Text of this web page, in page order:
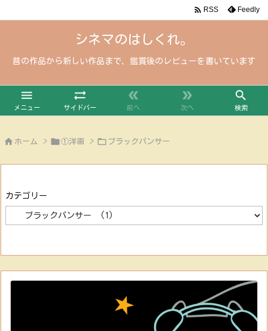
シネマのはしくれ。
昔の作品から新しい作品まで、鑑賞後のレビューを書いています

メニュー

サイドバー

前へ

次へ

検索
 RSS Feedly
 ホーム > ①洋画 >  ブラックパンサー
カテゴリー
ゴ